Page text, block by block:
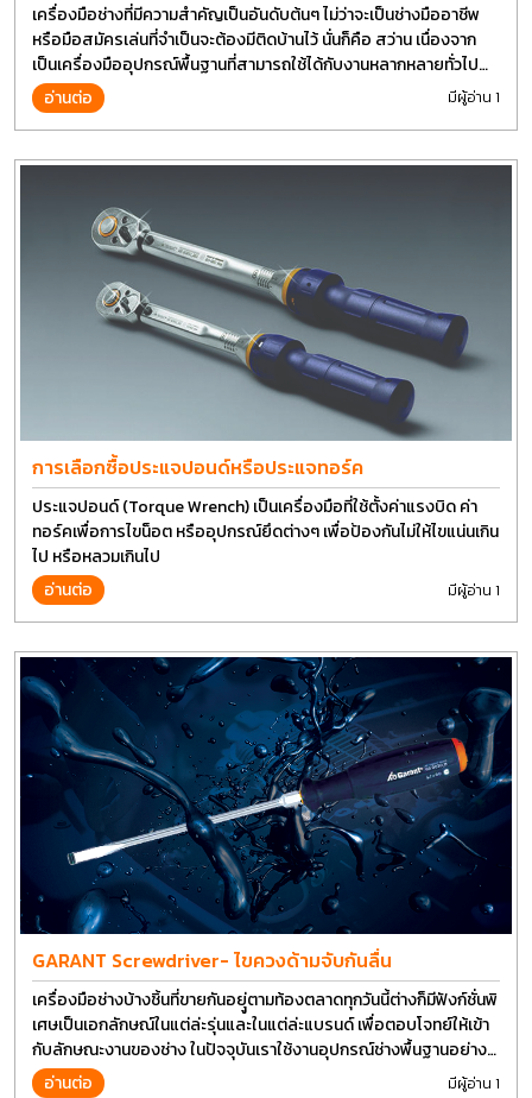
เครื่องมือช่างที่มีความสำคัญเป็นอันดับต้นๆ ไม่ว่าจะเป็นช่างมืออาชีพ
หรือมือสมัครเล่นที่จำเป็นจะต้องมีติดบ้านไว้ นั่นก็คือ สว่าน เนื่องจาก
เป็นเครื่องมืออุปกรณ์พื้นฐานที่สามารถใช้ได้กับงานหลากหลายทั่วไป
เรียกว่า เป็นเครื่องมือที่ใช้ง่าย ใครๆก็สามารถใช้ได้
อ่านต่อ มีผู้อ่าน 1
การเลือกซื้อประแจปอนด์หรือประแจทอร์ค
ประแจปอนด์ (Torque Wrench) เป็นเครื่องมือที่ใช้ตั้งค่าแรงบิด ค่า
ทอร์คเพื่อการไขน็อต หรืออุปกรณ์ยึดต่างๆ เพื่อป้องกันไม่ให้ไขแน่นเกิน
ไป หรือหลวมเกินไป
อ่านต่อ
มีผู้อ่าน 1
GARANT Screwdriver- ไขควงด้ามจับกันลื่น
เครื่องมือช่างบ้างชิ้นที่ขายกันอยุู่ตามท้องตลาดทุกวันนี้ต่างก็มีฟังก์ชั่นพิ
เศษเป็นเอกลักษณ์ในแต่ล่ะรุ่นและในแต่ล่ะแบรนด์ เพื่อตอบโจทย์ให้เข้า
กับลักษณะงานของช่าง ในปัจจุบันเราใช้งานอุปกรณ์ช่างพื้นฐานอย่าง
ไขควงกันในงานหลายประเภททำให้มีการปรับเปลี่ยนรูปแบบ
อ่านต่อ มีผู้อ่าน 1